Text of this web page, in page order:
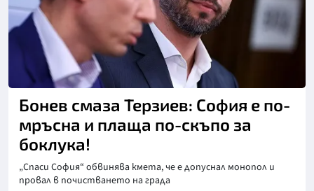
Снимка: БТА
Бонев смаза Терзиев: София е по-
мръсна и плаща по-скъпо за
боклука!
„Спаси София“ обвинява кмета, че е допуснал монопол и
провал в почистването на града